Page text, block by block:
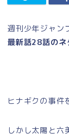
週刊少年ジャン
最新話28話のネ
ヒナギクの事件
しかし太陽と六